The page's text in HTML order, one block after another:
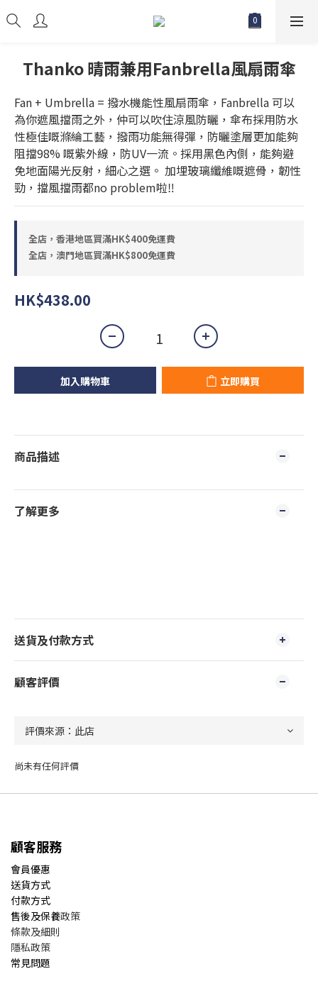
Thanko 晴雨兼用Fanbrella風扇雨傘
Fan + Umbrella = 撥水機能性風扇雨傘，Fanbrella 可以
為你遮風擋雨之外，仲可以吹住涼風防曬，傘布採用防水
性極佳嘅滌綸工藝，撥雨功能無得彈，防曬塗層更加能夠
阻擋98% 嘅紫外線，防UV一流。採用黑色內側，能夠避
免地面陽光反射，細心之選。 加埋玻璃纖維嘅遮骨，韌性
勁，擋風擋雨都no problem啦‼
全店，香港地區買滿HK$400免運費
全店，澳門地區買滿HK$800免運費
HK$438.00
加入購物車 立即購買
商品描述
了解更多
送貨及付款方式
顧客評價
尚未有任何評價
顧客服務
會員優惠
送貨方式
付款方式
售後及保養政策
條款及細則
隱私政策
常見問題